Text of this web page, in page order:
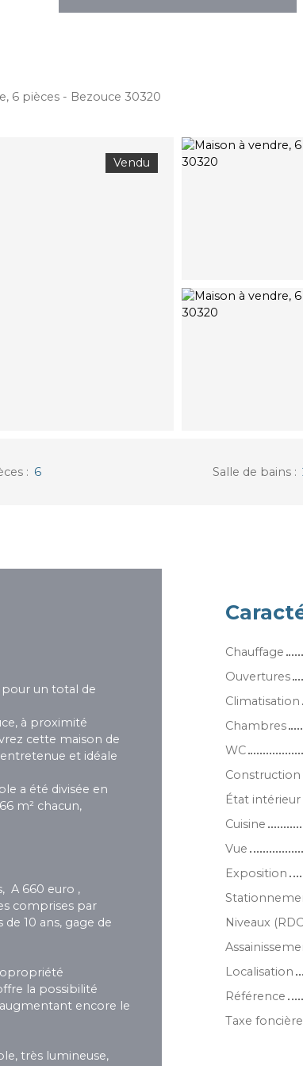
6 pièces - Bezouce 30320
Vendu
: 6 Salle de bains :
un total de
à proximité
cette maison de
et idéale
a été divisée en
m² chacun,
A 660 euro ,
comprises par
10 ans, gage de
la possibilité
encore le
très lumineuse,
Chauffage
Ouvertures
Climatisation
Chambres
WC
Construction
État intérieur
Cuisine
Vue
Exposition
Niveaux
Localisation
Référence
Taxe foncière